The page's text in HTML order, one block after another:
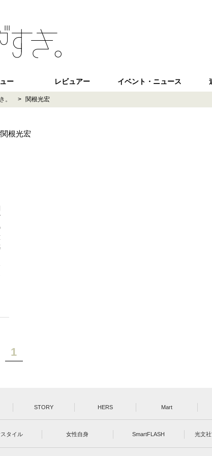
ー レビュアー イベント・ニュース
。 > 関根光宏
根光宏
1
STORY HERS Mart
タイル 女性自身 SmartFLASH 光文